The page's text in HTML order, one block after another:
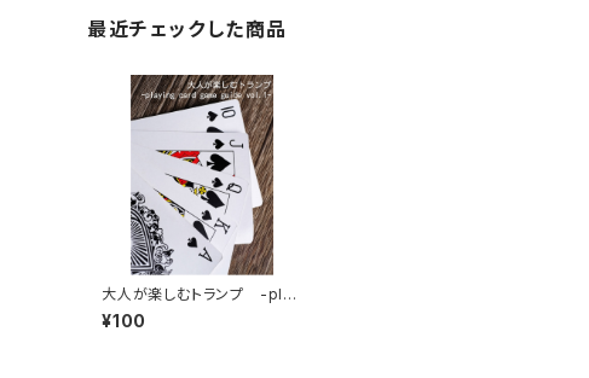
最近チェックした商品
大人が楽しむトランプ -play
ing card game guide vol.
1- 【電子版】
¥100